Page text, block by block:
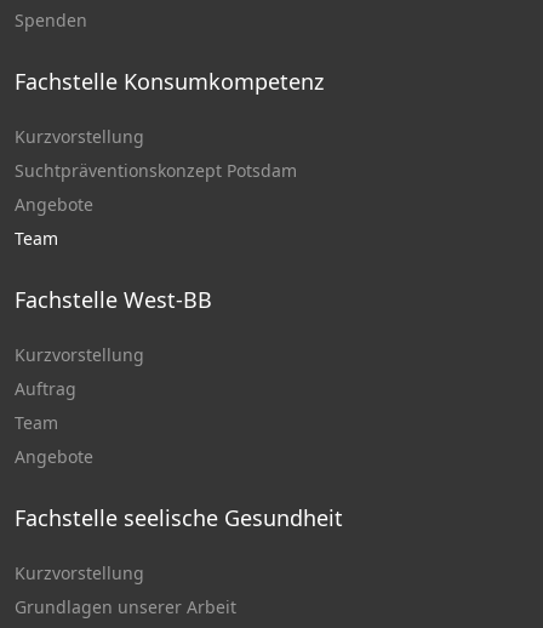
Spenden
Fachstelle Konsumkompetenz
Kurzvorstellung
Suchtpräventionskonzept Potsdam
Angebote
Team
Fachstelle West-BB
Kurzvorstellung
Auftrag
Team
Angebote
Fachstelle seelische Gesundheit
Kurzvorstellung
Grundlagen unserer Arbeit